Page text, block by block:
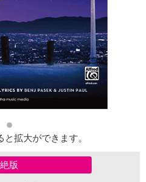
拡大ができます。
絶版